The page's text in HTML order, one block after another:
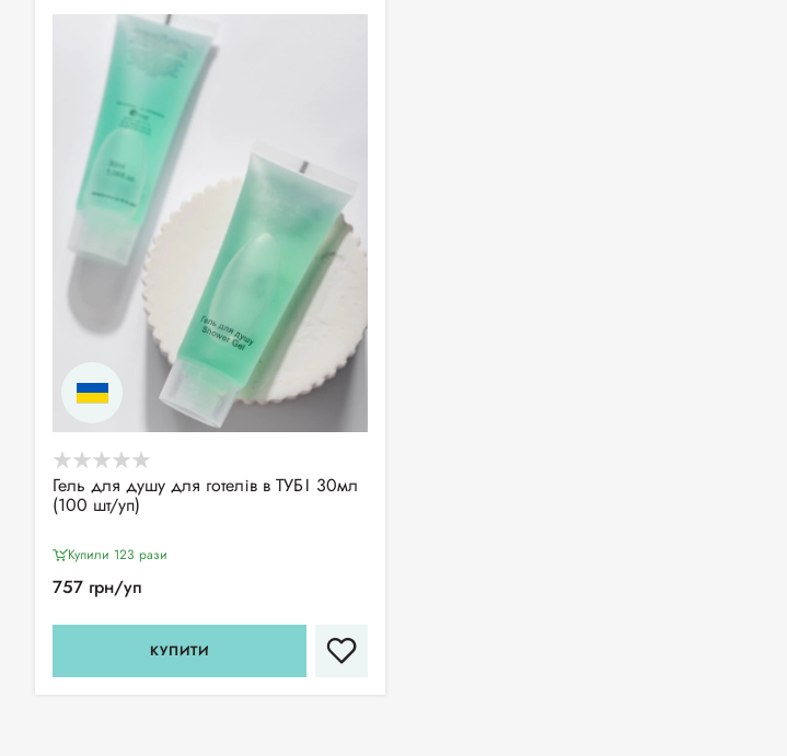
Гель для душу для готелів в ТУБІ 30мл
(100 шт/уп)
Купили 123 рази
757 грн/уп
КУПИТИ